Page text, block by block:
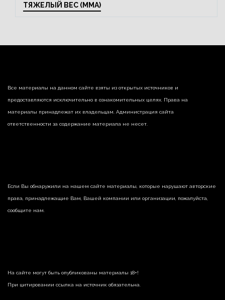
ТЯЖЕЛЫЙ ВЕС (MMA)
Все материалы на данном сайте взяты из открытых источников и
предоставляются исключительно в ознакомительных целях. Права на
материалы принадлежат их владельцам. Администрация сайта
ответственности за содержание материала не несет.
Если Вы обнаружили на нашем сайте материалы, которые нарушают авторские
права, принадлежащие Вам, Вашей компании или организации, пожалуйста,
сообщите нам.
На сайте могут быть опубликованы материалы 18+!
При цитировании ссылка на источник обязательна.